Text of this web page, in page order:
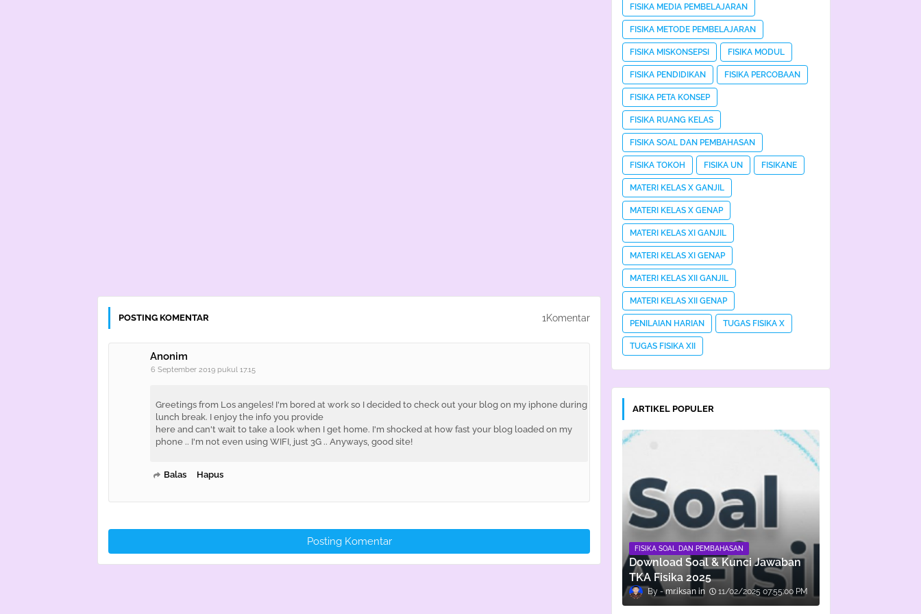
POSTING KOMENTAR 1Komentar
Anonim
6 September 2019 pukul 17.15
Greetings from Los angeles! I'm bored at work so I decided to check out your blog on my iphone during
lunch break. I enjoy the info you provide
here and can't wait to take a look when I get home. I'm shocked at how fast your blog loaded on my
phone .. I'm not even using WIFI, just 3G .. Anyways, good site!
Balas Hapus
Posting Komentar
FISIKA MEDIA PEMBELAJARAN
FISIKA METODE PEMBELAJARAN
FISIKA MISKONSEPSI FISIKA MODUL
FISIKA PENDIDIKAN FISIKA PERCOBAAN
FISIKA PETA KONSEP
FISIKA RUANG KELAS
FISIKA SOAL DAN PEMBAHASAN
FISIKA TOKOH FISIKA UN FISIKANE
MATERI KELAS X GANJIL
MATERI KELAS X GENAP
MATERI KELAS XI GANJIL
MATERI KELAS XI GENAP
MATERI KELAS XII GANJIL
MATERI KELAS XII GENAP
PENILAIAN HARIAN TUGAS FISIKA X
TUGAS FISIKA XII
ARTIKEL POPULER
FISIKA SOAL DAN PEMBAHASAN
Download Soal & Kunci Jawaban
TKA Fisika 2025
mr.iksan 11/02/2025 07:55:00 PM